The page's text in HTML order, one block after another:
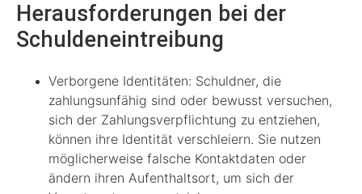
Herausforderungen bei der
Schuldeneintreibung
Verborgene Identitäten: Schuldner, die
zahlungsunfähig sind oder bewusst versuchen,
sich der Zahlungsverpflichtung zu entziehen,
können ihre Identität verschleiern. Sie nutzen
möglicherweise falsche Kontaktdaten oder
ändern ihren Aufenthaltsort, um sich der